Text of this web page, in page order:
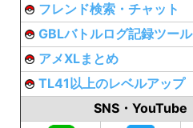
フレンド検索・チャット
GBLバトルログ記録ツール
アメXLまとめ
TL41以上のレベルアップ
SNS・YouTube